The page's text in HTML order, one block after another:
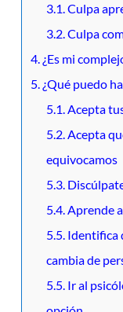
3.1. Culpa
3.2. Culpa
4. ¿Es mi
5. ¿Qué puedo
5.1. Acepta
5.2. Acepta
equivocamos
5.3.
5.4. Aprende
5.5. Identifica
cambia de
5.5. Ir al